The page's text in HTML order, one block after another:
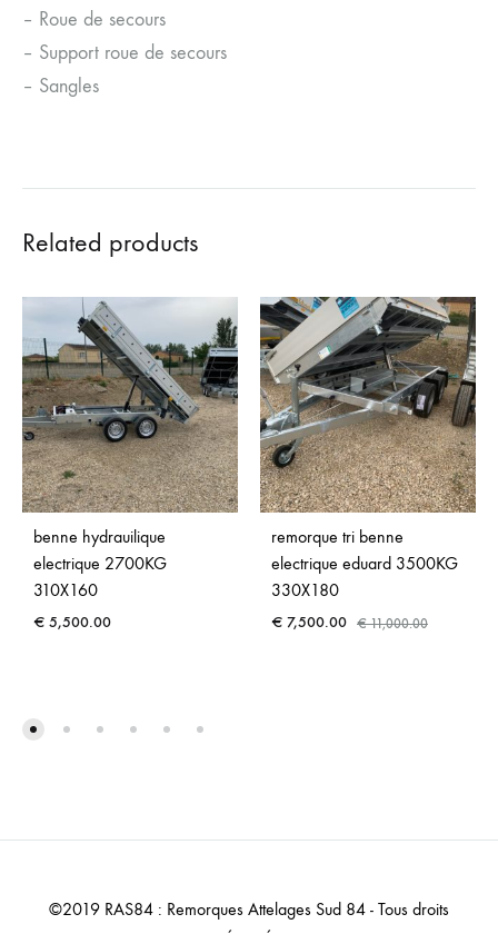
– Roue de secours
– Support roue de secours
– Sangles
Related products
benne hydrauilique
electrique 2700KG
310X160
€ 5,500.00
remorque tri benne
electrique eduard 3500KG
330X180
€ 7,500.00 €11,000.00
©2019 RAS84 : Remorques Attelages Sud 84 - Tous droits